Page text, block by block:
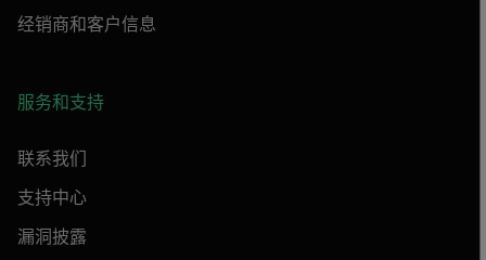
经销商和客户信息
服务和支持
联系我们
支持中心
漏洞披露